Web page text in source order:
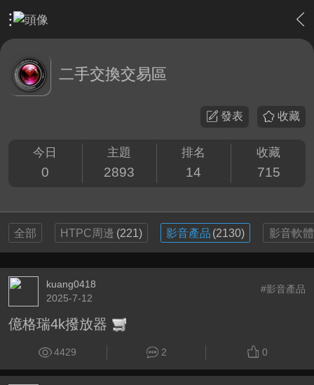
敗家特區 For Sale or Trade › 二手交換交易區
二手交換交易區
收藏
發表
今日
0
主題
2893
排名
14
收藏
715
全部 HTPC周邊 (221) 影音產品 (2130) 影音軟體
kuang0418
2025-7-12
#影音產品
億格瑞4k撥放器
4429 2 0